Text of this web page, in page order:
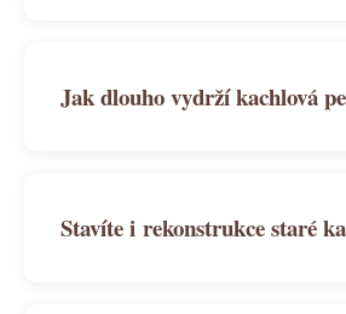
Jak dlouho vydrží kachlová
Stavíte i rekonstrukce staré